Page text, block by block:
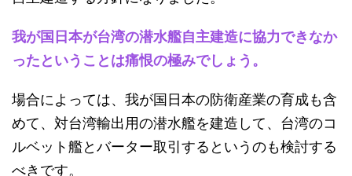
我が国日本が台湾の潜水艦自主建造に協力できなか
ったということは痛恨の極みでしょう。
場合によっては、我が国日本の防衛産業の育成も含
めて、対台湾輸出用の潜水艦を建造して、台湾のコ
ルベット艦とバーター取引するというのも検討する
べきです。